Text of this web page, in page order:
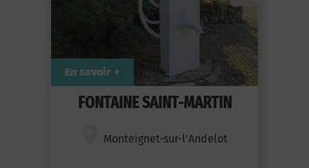
FONTAINE SAINT-MARTIN
Monteignet-sur-l'Andelot
En savoir +